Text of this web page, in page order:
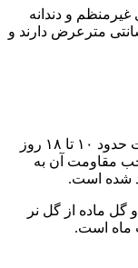
و دندانه
که 7 تا ۱۸ سانتی متر طول و 10 سانتی مترعرض دارند و
گل ها به همراه برگها ظاهر می‌شوند. شاه توت حدود ۱۰ تا ۱۸ روز
مقاومت آن به
شده است.
گل ماده از گل نر
ماه است.